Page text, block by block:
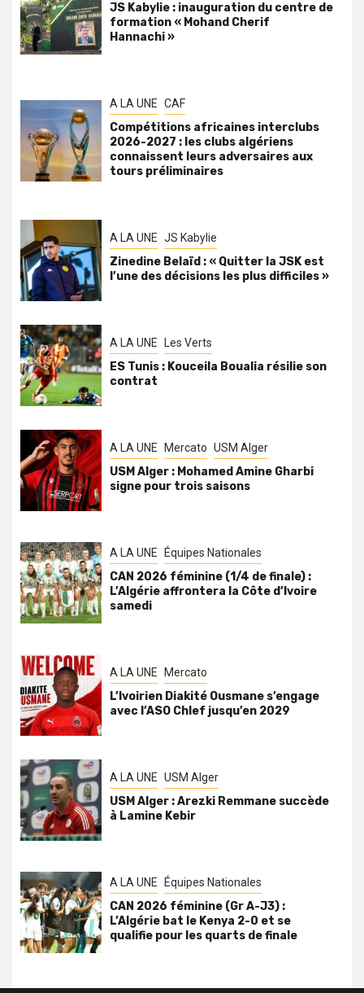
JS Kabylie : inauguration du centre de
formation « Mohand Cherif
Hannachi »
A LA UNE CAF
Compétitions africaines interclubs
2026-2027 : les clubs algériens
connaissent leurs adversaires aux
tours préliminaires
A LA UNE JS Kabylie
Zinedine Belaïd : « Quitter la JSK est
l’une des décisions les plus difficiles »
A LA UNE Les Verts
ES Tunis : Kouceila Boualia résilie son
contrat
A LA UNE Mercato USM Alger
USM Alger : Mohamed Amine Gharbi
signe pour trois saisons
A LA UNE Équipes Nationales
CAN 2026 féminine (1/4 de finale) :
L’Algérie affrontera la Côte d’Ivoire
samedi
A LA UNE Mercato
L’Ivoirien Diakité Ousmane s’engage
avec l’ASO Chlef jusqu’en 2029
A LA UNE USM Alger
USM Alger : Arezki Remmane succède
à Lamine Kebir
A LA UNE Équipes Nationales
CAN 2026 féminine (Gr A-J3) :
L’Algérie bat le Kenya 2-0 et se
qualifie pour les quarts de finale